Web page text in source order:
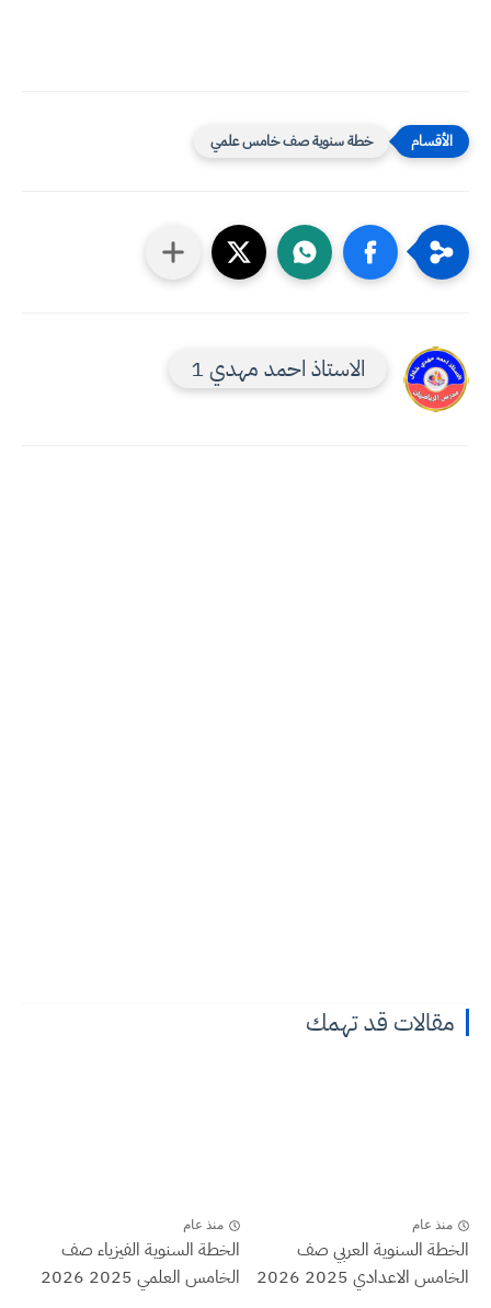
خطة سنوية صف خامس علمي
الاستاذ احمد مهدي 1
مقالات قد تهمك
منذ عام
الخطة السنوية العربي صف
الخامس الاعدادي 2025 2026
منذ عام
الخطة السنوية الفيزياء صف
الخامس العلمي 2025 2026